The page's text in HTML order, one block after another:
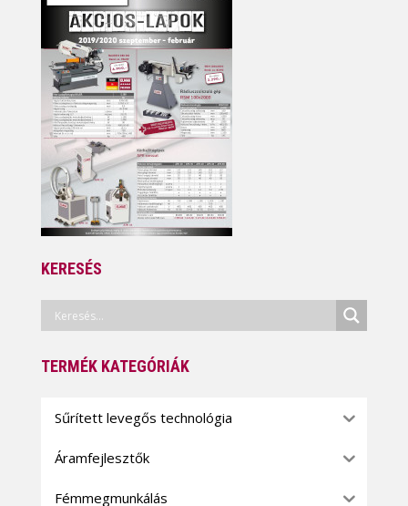
KERESÉS
TERMÉK KATEGÓRIÁK
Sűrített levegős technológia
Áramfejlesztők
Fémmegmunkálás